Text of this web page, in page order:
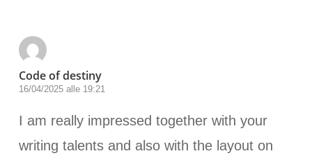
Code of destiny
16/04/2025 alle 19:21
I am really impressed together with your
writing talents and also with the layout on